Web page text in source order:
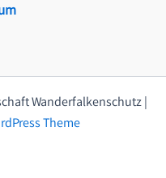
Wanderfalkenschutz |
Theme